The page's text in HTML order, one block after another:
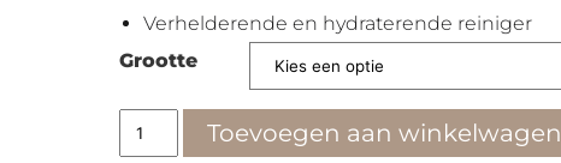
Verhelderende en hydraterende reiniger
Grootte
Daily
Glycolic
Toevoegen aan winkelwagen